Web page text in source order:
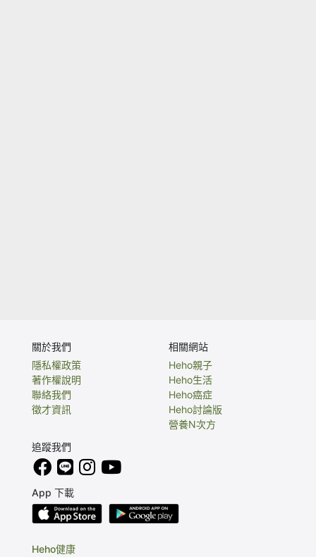
關於我們
隱私權政策
著作權說明
聯絡我們
徵才資訊
相關網站
Heho親子
Heho生活
Heho癌症
Heho討論版
營養N次方
追蹤我們
App 下載
Heho健康